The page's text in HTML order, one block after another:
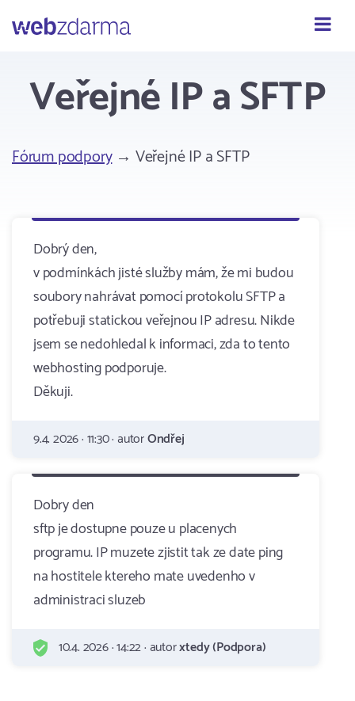
Webzdarma
Veřejné IP a SFTP
Fórum podpory→ Veřejné IP a SFTP
Dobrý den,
v podmínkách jisté služby mám, že mi budou
soubory nahrávat pomocí protokolu SFTP a
potřebuji statickou veřejnou IP adresu. Nikde
jsem se nedohledal k informaci, zda to tento
webhosting podporuje.
Děkuji.
9.4. 2026 · 11:30 · autorOndřej
Dobry den
sftp je dostupne pouze u placenych
programu. IP muzete zjistit tak ze date ping
na hostitele ktereho mate uvedenho v
administraci sluzeb
10.4. 2026 · 14:22 · autorxtedy (Podpora)